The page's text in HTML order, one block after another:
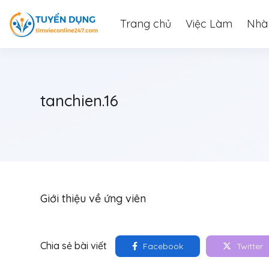
Trang chủ Việc Làm
tanchien.16
Giới thiệu về ứng viên
Chia sẻ bài viết Facebook Twitter